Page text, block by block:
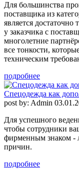
Для большинства
поставщика из
является
у заказчика с
многолетние
все тонкости,
техническим
подробнее
Спецодежда как
post by: Admin
Для успешного
чтобы сотрудники
фирменным знаком -
причин.
подробнее